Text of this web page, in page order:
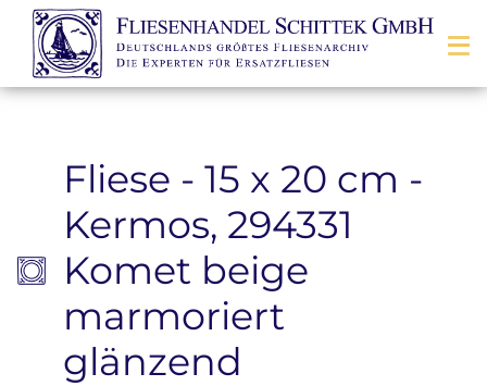
Zum Inhalt springen
Fliese - 15 x 20 cm -
Kermos, 294331
Komet beige
marmoriert
glänzend